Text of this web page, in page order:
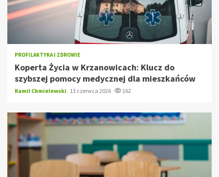
PROFILAKTYKA I ZDROWIE
Koperta Życia w Krzanowicach: Klucz do
szybszej pomocy medycznej dla mieszkańców
Kamil Chmielewski 13 czerwca 2026 162